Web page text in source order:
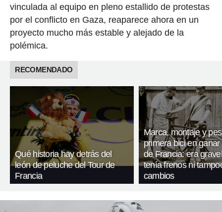
vinculada al equipo en pleno estallido de protestas
por el conflicto en Gaza, reaparece ahora en un
proyecto mucho más estable y alejado de la
polémica.
RECOMENDADO
Qué historia hay detrás del
león de peluche del Tour de
Francia
Marca, montaje y
primera bici en ganar
de Francia: era
tenía frenos ni
cambios